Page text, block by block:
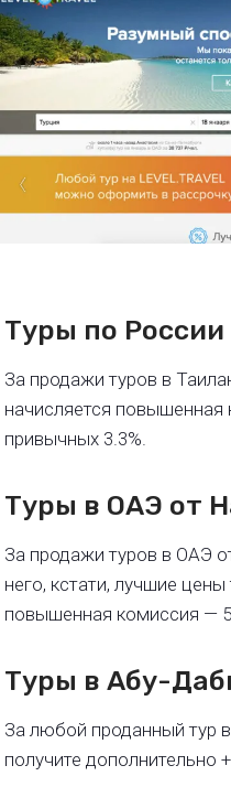
Туры по
За продажи туров в
начисляется
привычных 3.3%.
Туры в ОАЭ от
За продажи туров в ОАЭ
него, кстати, лучшие
повышенная комиссия —
Туры в Абу-
За любой проданный тур
получите дополнительно